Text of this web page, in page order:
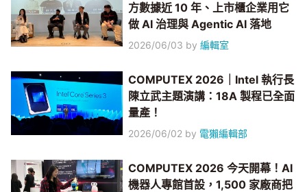
方數據近 10 年、上市櫃企業用它
做 AI 治理與 Agentic AI 落地
2026/06/03 by編輯室
COMPUTEX 2026｜Intel 執行長
陳立武主題演講：18A 製程已全面
量產！
2026/06/02 by 電獺編輯部
COMPUTEX 2026 今天開幕！AI
機器人專館首設，1,500 家廠商把